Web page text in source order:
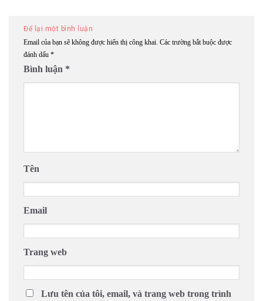
Để lại một bình luận
Email của bạn sẽ không được hiển thị công khai. Các trường bắt buộc được
đánh dấu *
Bình luận *
Tên
Email
Trang web
Lưu tên của tôi, email, và trang web trong trình